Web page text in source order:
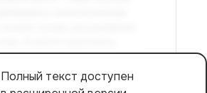
Полный текст доступен